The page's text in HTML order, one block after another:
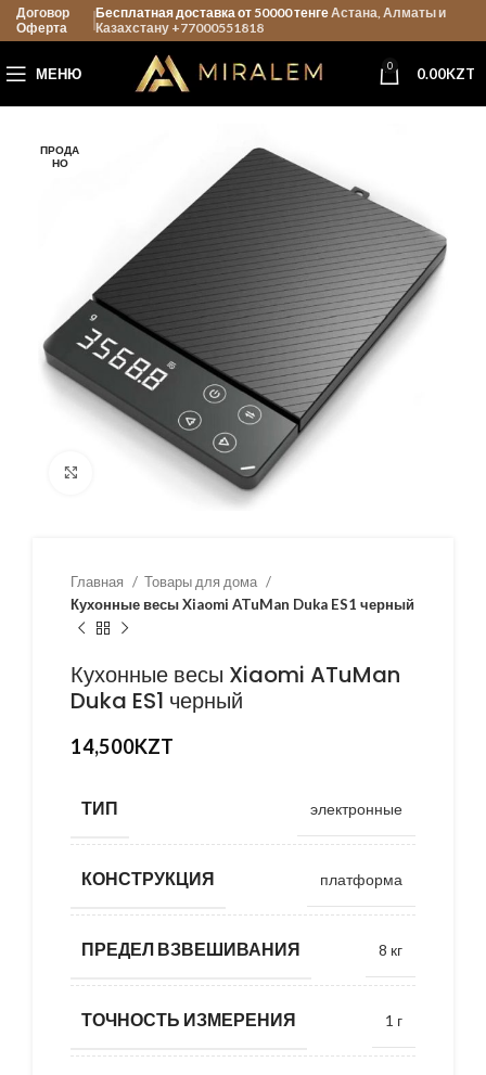
Договор
Оферта
Бесплатная доставка от 50000 тенгеАстана, Алматы и
Казахстану +77000551818
МЕНЮ 0 0.00KZT
ПРОДА
НО
Нажмите, чтобы увеличить
Главная
Товары для дома
Кухонные весы Xiaomi ATuMan Duka ES1 черный
Кухонные весы Xiaomi ATuMan
Duka ES1 черный
14,500KZT
ТИП электронные
КОНСТРУКЦИЯ платформа
ПРЕДЕЛ ВЗВЕШИВАНИЯ 8 кг
ТОЧНОСТЬ ИЗМЕРЕНИЯ 1 г